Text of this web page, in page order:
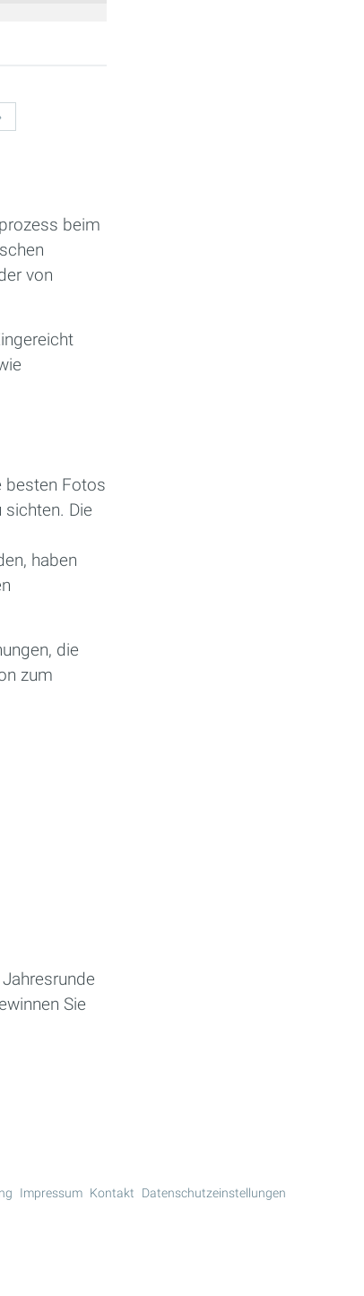
beim
von
besten Fotos
Die
haben
die
zum
Sie
Impressum Kontakt Datenschutzeinstellungen